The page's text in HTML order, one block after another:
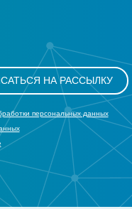
НА РАССЫЛКУ
персональных данных